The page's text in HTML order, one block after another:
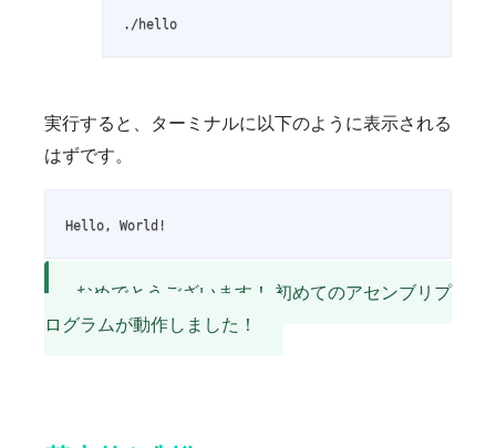
./hello
実行すると、ターミナルに以下のように表示される
はずです。
Hello, World!
おめでとうございます！ 初めてのアセンブリプ
ログラムが動作しました！